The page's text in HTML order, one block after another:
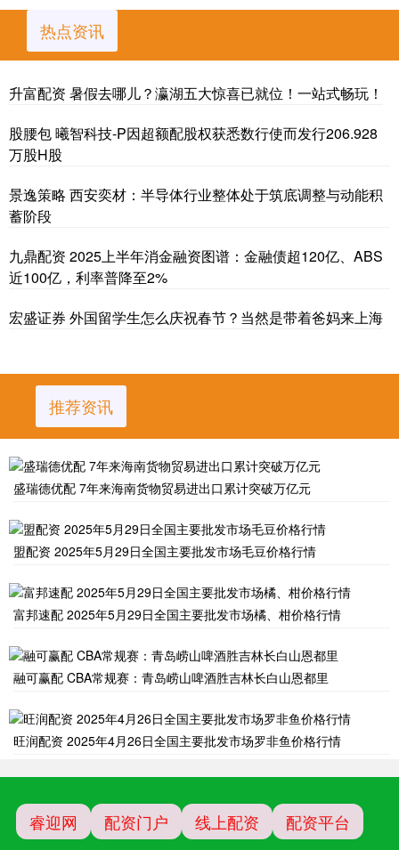
热点资讯
升富配资 暑假去哪儿？瀛湖五大惊喜已就位！一站式畅玩！
股腰包 曦智科技-P因超额配股权获悉数行使而发行206.928
万股H股
景逸策略 西安奕材：半导体行业整体处于筑底调整与动能积
蓄阶段
九鼎配资 2025上半年消金融资图谱：金融债超120亿、ABS
近100亿，利率普降至2%
宏盛证券 外国留学生怎么庆祝春节？当然是带着爸妈来上海
推荐资讯
盛瑞德优配 7年来海南货物贸易进出口累计突破万亿元
盟配资 2025年5月29日全国主要批发市场毛豆价格行情
富邦速配 2025年5月29日全国主要批发市场橘、柑价格行情
融可赢配 CBA常规赛：青岛崂山啤酒胜吉林长白山恩都里
旺润配资 2025年4月26日全国主要批发市场罗非鱼价格行情
睿迎网 配资门户 线上配资 配资平台